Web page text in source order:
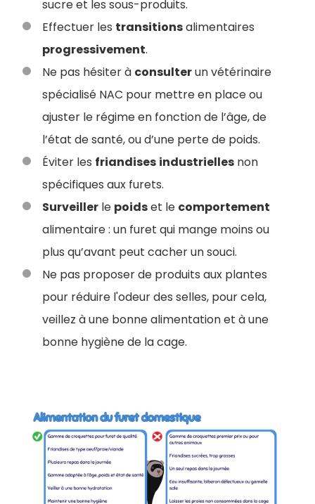
sucre et les sous-produits.
Effectuer les transitionsalimentaires
progressivement.
Ne pas hésiter à consulterun vétérinaire
spécialisé NAC pour mettre en place ou
ajuster le régime en fonction de l’âge, de
l’état de santé, ou d’une perte de poids.
Éviter les friandises industrielles non
spécifiques aux furets.
Surveiller le poidset le comportement
alimentaire : un furet qui mange moins ou
plus qu’avant peut cacher un souci.
Ne pas proposer de produits aux plantes
pour réduire l'odeur des selles, pour cela,
veillez à une bonne alimentation et à une
bonne hygiène de la cage.